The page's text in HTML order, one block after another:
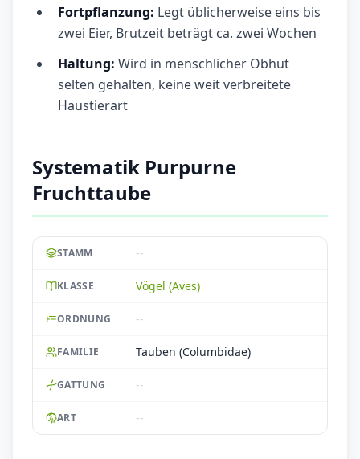
Fortpflanzung: Legt üblicherweise eins bis
zwei Eier, Brutzeit beträgt ca. zwei Wochen
Haltung: Wird in menschlicher Obhut
selten gehalten, keine weit verbreitete
Haustierart
Systematik Purpurne
Fruchttaube
STAMM --
KLASSE Vögel (Aves)
ORDNUNG --
FAMILIE Tauben (Columbidae)
GATTUNG --
ART --